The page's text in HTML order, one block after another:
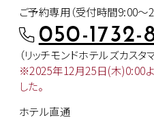
ご予約専用（受付時間9:00～
050-1732-
（リッチモンドホテルズカスタ
※2025年12月25日(木)0:00よ
した。
ホテル直通